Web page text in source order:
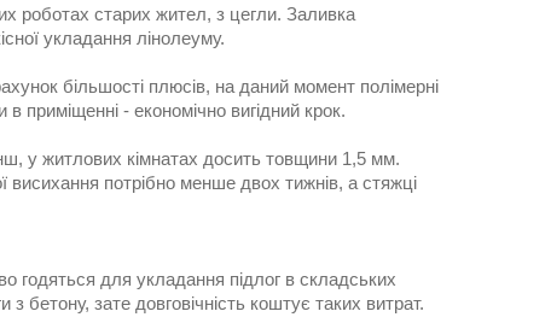
роботах старих жител, з цегли. Заливка
укладання лінолеуму.
більшості плюсів, на даний момент полімерні
приміщенні - економічно вигідний крок.
у житлових кімнатах досить товщини 1,5 мм.
потрібно менше двох тижнів, а стяжці
годяться для укладання підлог в складських
бетону, зате довговічність коштує таких витрат.